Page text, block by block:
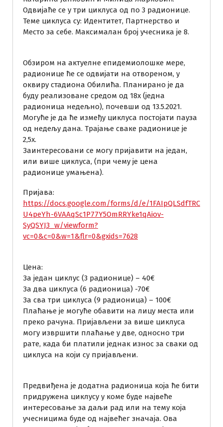
Одвијаће се у три циклуса од по 3 радионице.
Теме циклуса су: Идентитет, Партнерство и
Место за себе. Максималан број учесника је 8.
Обзиром на актуелне епидемиолошке мере,
радионице ће се одвијати на отвореном, у
оквиру стадиона Обилића. Планирано је да
буду реализоване средом од 18х (једна
радионица недељно), почевши од 13.5.2021.
Могуће је да ће између циклуса постојати пауза
од недељу дана. Трајање сваке радионице је
2,5х.
Заинтересовани се могу пријавити на један,
или више циклуса, (при чему је цена
радионице умањена).
Пријава:
https://docs.google.com/forms/d/e/1FAIpQLSdfTRC
U4peYh-6VAAqSc1P77Y5OmRRYke1qAiov-
SyQSYJ3_w/viewform?
vc=0&c=0&w=1&flr=0&gxids=7628
Цена:
За један циклус (3 радионице) – 40€
За два циклуса (6 радионица) -70€
За сва три циклуса (9 радионица) – 100€
Плаћање је могуће обавити на лицу места или
преко рачуна. Пријављени за више циклуса
могу извршити плаћање у две, односно три
рате, када би платили једнак износ за сваки од
циклуса на који су пријављени.
Предвиђена је додатна радионица која ће бити
придружена циклусу у коме буде највеће
интересовање за даљи рад или на тему која
учесницима буде од највећег значаја. Ова